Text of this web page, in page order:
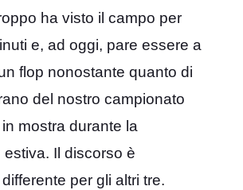
ha visto il campo per
e, ad oggi, pare essere a
flop nonostante quanto di
del nostro campionato
mostra durante la
Il discorso è
per gli altri tre.